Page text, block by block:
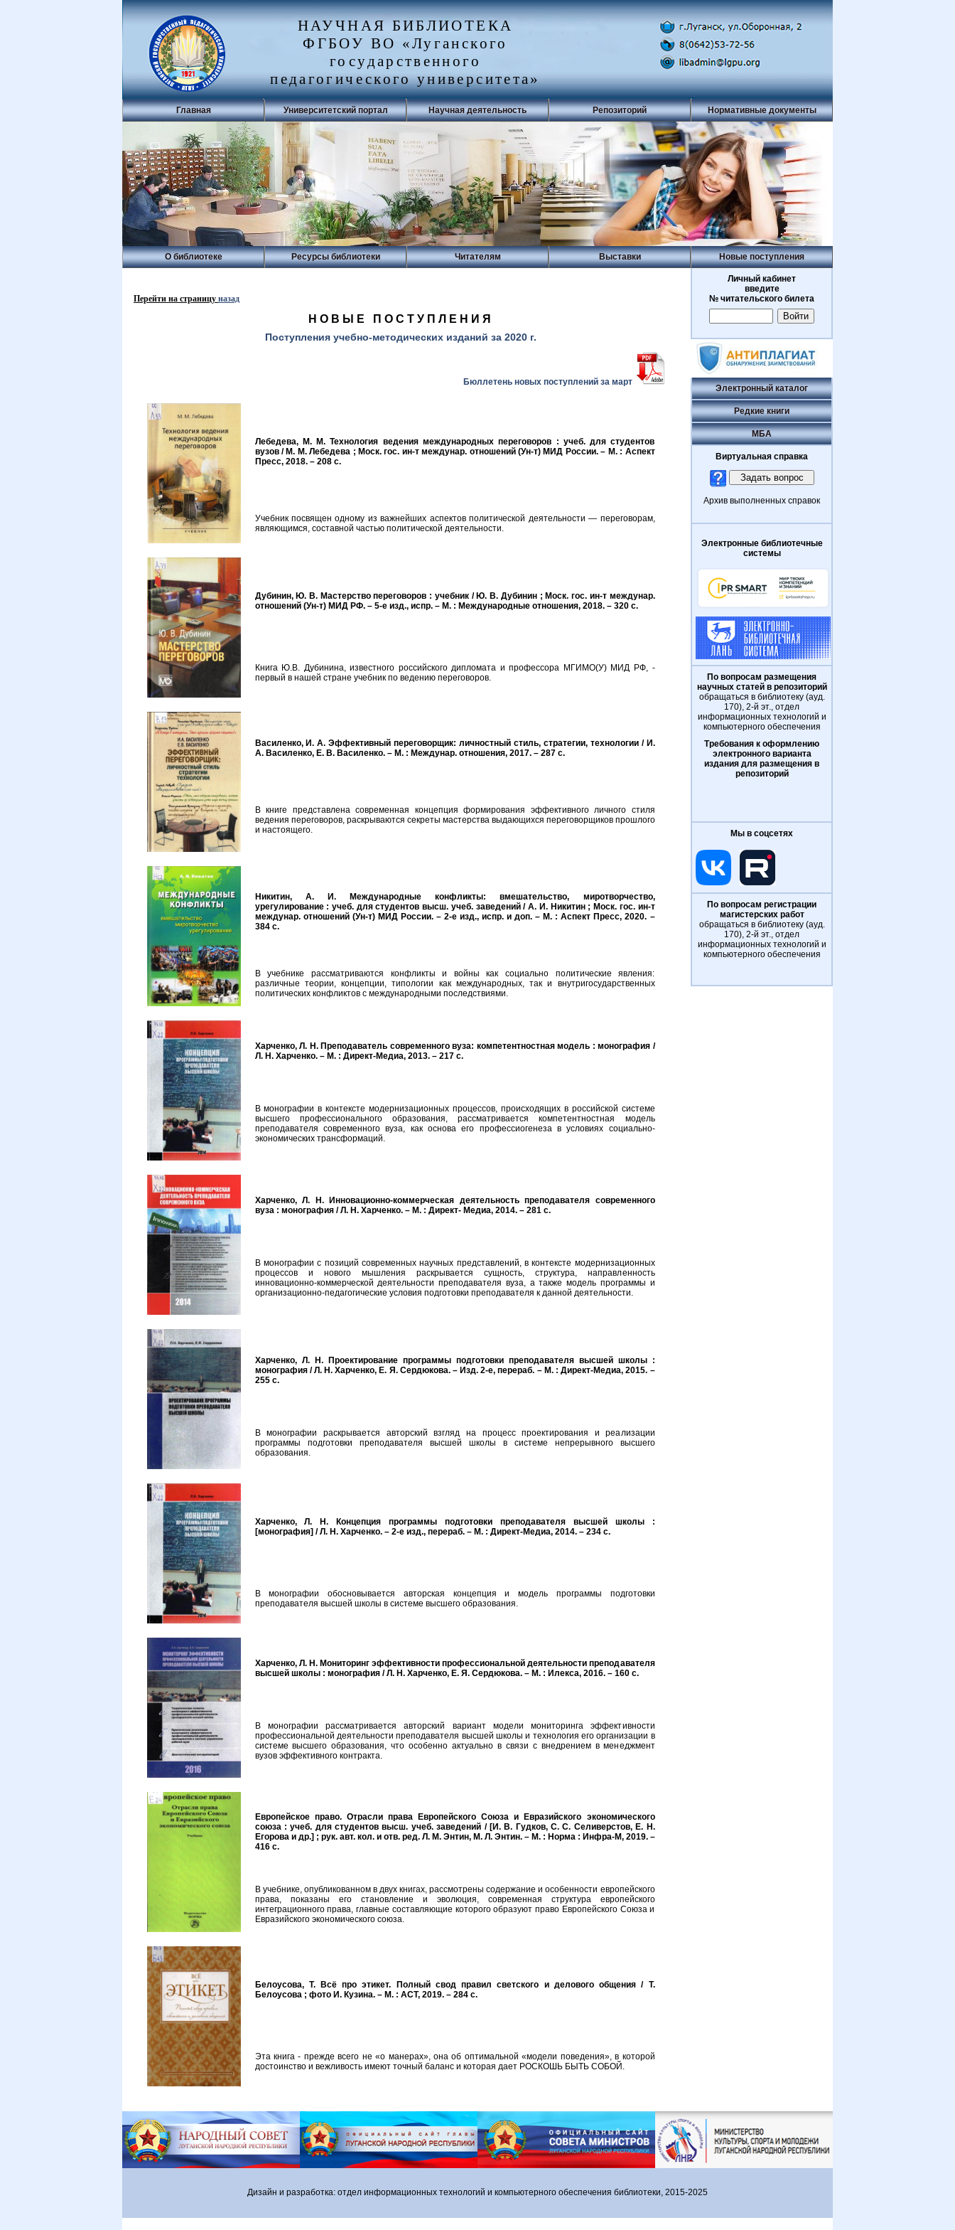
НАУЧНАЯ БИБЛИОТЕКА
ФГБОУ ВО «Луганского
государственного
педагогического университета»
Главная Университетский портал Научная деятельность Репозиторий Нормативные документы
О библиотеке Ресурсы библиотеки Читателям Выставки Новые поступления
Перейти на страницу назад
НОВЫЕ ПОСТУПЛЕНИЯ
Поступления учебно-методических изданий за 2020 г.
Бюллетень новых поступлений за март
Лебедева, М. М. Технология ведения международных переговоров : учеб. для студентов
вузов / М. М. Лебедева ; Моск. гос. ин-т междунар. отношений (Ун-т) МИД России. – М. : Аспект
Пресс, 2018. – 208 с.
Учебник посвящен одному из важнейших аспектов политической деятельности — переговорам,
являющимся, составной частью политической деятельности.
Дубинин, Ю. В. Мастерство переговоров : учебник / Ю. В. Дубинин ; Моск. гос. ин-т междунар.
отношений (Ун-т) МИД РФ. – 5-е изд., испр. – М. : Международные отношения, 2018. – 320 с.
Книга Ю.В. Дубинина, известного российского дипломата и профессора МГИМО(У) МИД РФ, -
первый в нашей стране учебник по ведению переговоров.
Василенко, И. А. Эффективный переговорщик: личностный стиль, стратегии, технологии / И.
А. Василенко, Е. В. Василенко. – М. : Междунар. отношения, 2017. – 287 с.
В книге представлена современная концепция формирования эффективного личного стиля
ведения переговоров, раскрываются секреты мастерства выдающихся переговорщиков прошлого
и настоящего.
Никитин, А. И. Международные конфликты: вмешательство, миротворчество,
урегулирование : учеб. для студентов высш. учеб. заведений / А. И. Никитин ; Моск. гос. ин-т
междунар. отношений (Ун-т) МИД России. – 2-е изд., испр. и доп. – М. : Аспект Пресс, 2020. –
384 с.
В учебнике рассматриваются конфликты и войны как социально политические явления:
различные теории, концепции, типологии как международных, так и внутригосударственных
политических конфликтов с международными последствиями.
Харченко, Л. Н. Преподаватель современного вуза: компетентностная модель : монография /
Л. Н. Харченко. – М. : Директ-Медиа, 2013. – 217 с.
В монографии в контексте модернизационных процессов, происходящих в российской системе
высшего профессионального образования, рассматривается компетентностная модель
преподавателя современного вуза, как основа его профессиогенеза в условиях социально-
экономических трансформаций.
Харченко, Л. Н. Инновационно-коммерческая деятельность преподавателя современного
вуза : монография / Л. Н. Харченко. – М. : Директ- Медиа, 2014. – 281 с.
В монографии с позиций современных научных представлений, в контексте модернизационных
процессов и нового мышления раскрывается сущность, структура, направленность
инновационно-коммерческой деятельности преподавателя вуза, а также модель программы и
организационно-педагогические условия подготовки преподавателя к данной деятельности.
Харченко, Л. Н. Проектирование программы подготовки преподавателя высшей школы :
монография / Л. Н. Харченко, Е. Я. Сердюкова. – Изд. 2-е, перераб. – М. : Директ-Медиа, 2015. –
255 с.
В монографии раскрывается авторский взгляд на процесс проектирования и реализации
программы подготовки преподавателя высшей школы в системе непрерывного высшего
образования.
Харченко, Л. Н. Концепция программы подготовки преподавателя высшей школы :
[монография] / Л. Н. Харченко. – 2-е изд., перераб. – М. : Директ-Медиа, 2014. – 234 с.
В монографии обосновывается авторская концепция и модель программы подготовки
преподавателя высшей школы в системе высшего образования.
Харченко, Л. Н. Мониторинг эффективности профессиональной деятельности преподавателя
высшей школы : монография / Л. Н. Харченко, Е. Я. Сердюкова. – М. : Илекса, 2016. – 160 с.
В монографии рассматривается авторский вариант модели мониторинга эффективности
профессиональной деятельности преподавателя высшей школы и технология его организации в
системе высшего образования, что особенно актуально в связи с внедрением в менеджмент
вузов эффективного контракта.
Европейское право. Отрасли права Европейского Союза и Евразийского экономического
союза : учеб. для студентов высш. учеб. заведений / [И. В. Гудков, С. С. Селиверстов, Е. Н.
Егорова и др.] ; рук. авт. кол. и отв. ред. Л. М. Энтин, М. Л. Энтин. – М. : Норма : Инфра-М, 2019. –
416 с.
В учебнике, опубликованном в двух книгах, рассмотрены содержание и особенности европейского
права, показаны его становление и эволюция, современная структура европейского
интеграционного права, главные составляющие которого образуют право Европейского Союза и
Евразийского экономического союза.
Белоусова, Т. Всё про этикет. Полный свод правил светского и делового общения / Т.
Белоусова ; фото И. Кузина. – М. : АСТ, 2019. – 284 с.
Эта книга - прежде всего не «о манерах», она об оптимальной «модели поведения», в которой
достоинство и вежливость имеют точный баланс и которая дает РОСКОШЬ БЫТЬ СОБОЙ.
Личный кабинет
введите
№ читательского билета
Электронный каталог
Редкие книги
МБА
Виртуальная справка
Архив выполненных справок
Электронные библиотечные
системы
По вопросам размещения
научных статей в репозиторий
обращаться в библиотеку (ауд.
170), 2-й эт., отдел
информационных технологий и
компьютерного обеспечения
Требования к оформлению
электронного варианта
издания для размещения в
репозиторий
Мы в соцсетях
По вопросам регистрации
магистерских работ
обращаться в библиотеку (ауд.
170), 2-й эт., отдел
информационных технологий и
компьютерного обеспечения
Дизайн и разработка: отдел информационных технологий и компьютерного обеспечения библиотеки, 2015-2025